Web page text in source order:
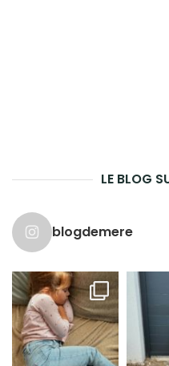
LE BLOG
blogdemere